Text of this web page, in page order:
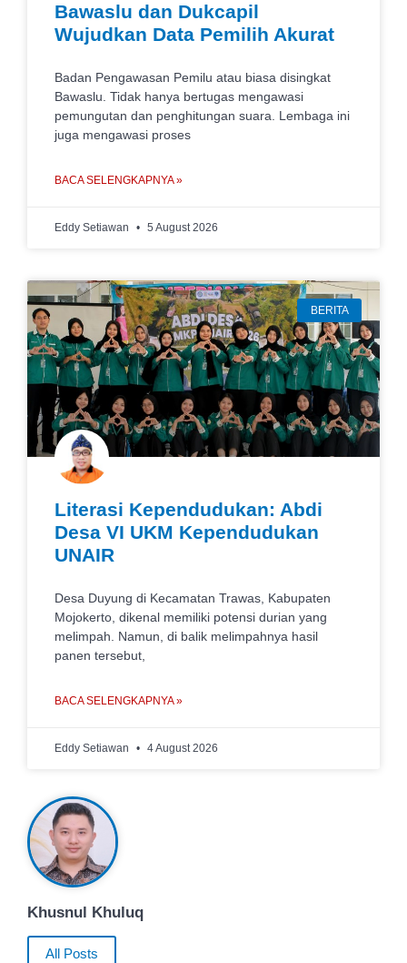
Khusnul Khuluq
All Posts
Bawaslu dan Dukcapil
Wujudkan Data Pemilih Akurat
Badan Pengawasan Pemilu atau biasa disingkat
Bawaslu. Tidak hanya bertugas mengawasi
pemungutan dan penghitungan suara. Lembaga ini
juga mengawasi proses
BACA SELENGKAPNYA »
Eddy Setiawan 5 August 2026
BERITA
Literasi Kependudukan: Abdi
Desa VI UKM Kependudukan
UNAIR
Desa Duyung di Kecamatan Trawas, Kabupaten
Mojokerto, dikenal memiliki potensi durian yang
melimpah. Namun, di balik melimpahnya hasil
panen tersebut,
BACA SELENGKAPNYA »
Eddy Setiawan 4 August 2026